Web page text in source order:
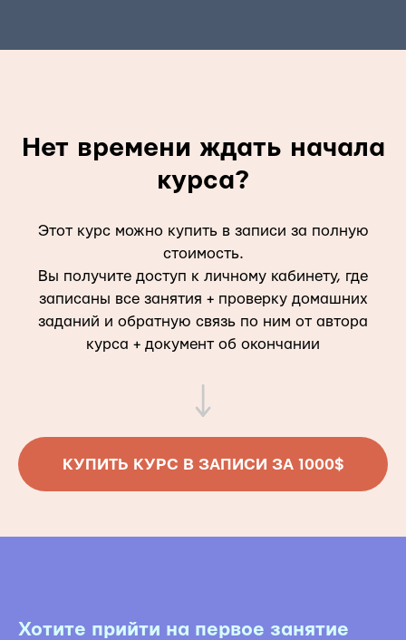
Нет времени ждать начала
курса?
Этот курс можно купить в записи за полную
стоимость.
Вы получите доступ к личному кабинету, где
записаны все занятия + проверку домашних
заданий и обратную связь по ним от автора
курса + документ об окончании
КУПИТЬ КУРС В ЗАПИСИ ЗА 1000$
Хотите прийти на первое занятие